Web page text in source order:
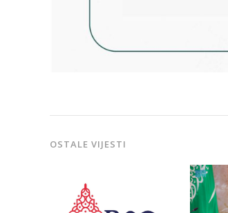
OSTALE VIJESTI